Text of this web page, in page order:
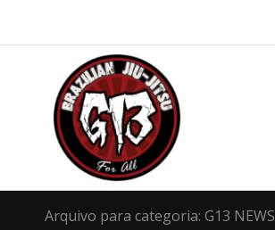
Arquivo para categoria: G13 NEWS